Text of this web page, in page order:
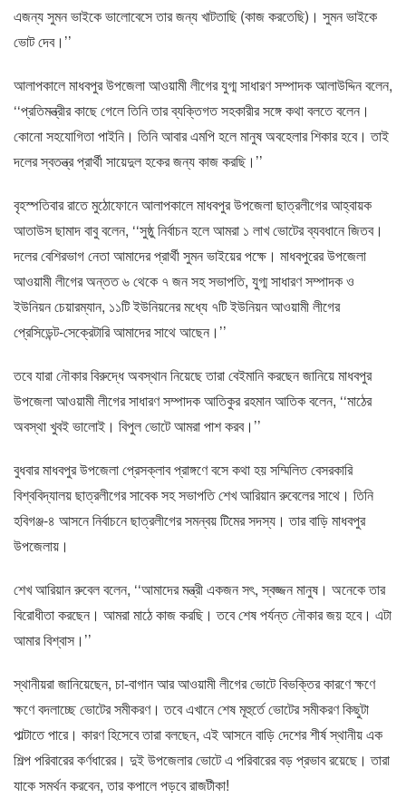
এজন্য সুমন ভাইকে ভালোবেসে তার জন্য খাটতাছি (কাজ করতেছি)। সুমন ভাইকে
ভোট দেব।’’
আলাপকালে মাধবপুর উপজেলা আওয়ামী লীগের যুগ্ম সাধারণ সম্পাদক আলাউদ্দিন বলেন,
‘‘প্রতিমন্ত্রীর কাছে গেলে তিনি তার ব্যক্তিগত সহকারীর সঙ্গে কথা বলতে বলেন।
কোনো সহযোগিতা পাইনি। তিনি আবার এমপি হলে মানুষ অবহেলার শিকার হবে। তাই
দলের স্বতন্ত্র প্রার্থী সায়েদুল হকের জন্য কাজ করছি।’’
বৃহস্পতিবার রাতে মুঠোফোনে আলাপকালে মাধবপুর উপজেলা ছাত্রলীগের আহ্বায়ক
আতাউস ছামাদ বাবু বলেন, ‘‘সুষ্ঠু নির্বাচন হলে আমরা ১ লাখ ভোটের ব্যবধানে জিতব।
দলের বেশিরভাগ নেতা আমাদের প্রার্থী সুমন ভাইয়ের পক্ষে। মাধবপুরের উপজেলা
আওয়ামী লীগের অন্তত ৬ থেকে ৭ জন সহ সভাপতি, যুগ্ম সাধারণ সম্পাদক ও
ইউনিয়ন চেয়ারম্যান, ১১টি ইউনিয়নের মধ্যে ৭টি ইউনিয়ন আওয়ামী লীগের
প্রেসিডেন্ট-সেক্রেটারি আমাদের সাথে আছেন।’’
তবে যারা নৌকার বিরুদ্ধে অবস্থান নিয়েছে তারা বেইমানি করছেন জানিয়ে মাধবপুর
উপজেলা আওয়ামী লীগের সাধারণ সম্পাদক আতিকুর রহমান আতিক বলেন, ‘‘মাঠের
অবস্থা খুবই ভালোই। বিপুল ভোটে আমরা পাশ করব।’’
বুধবার মাধবপুর উপজেলা প্রেসক্লাব প্রাঙ্গণে বসে কথা হয় সম্মিলিত বেসরকারি
বিশ্ববিদ্যালয় ছাত্রলীগের সাবেক সহ সভাপতি শেখ আরিয়ান রুবেলের সাথে। তিনি
হবিগঞ্জ-৪ আসনে নির্বাচনে ছাত্রলীগের সমন্বয় টিমের সদস্য। তার বাড়ি মাধবপুর
উপজেলায়।
শেখ আরিয়ান রুবেল বলেন, ‘‘আমাদের মন্ত্রী একজন সৎ, স্বজ্জন মানুষ। অনেকে তার
বিরোধীতা করছেন। আমরা মাঠে কাজ করছি। তবে শেষ পর্যন্ত নৌকার জয় হবে। এটা
আমার বিশ্বাস।’’
স্থানীয়রা জানিয়েছেন, চা-বাগান আর আওয়ামী লীগের ভোটে বিভক্তির কারণে ক্ষণে
ক্ষণে বদলাচ্ছে ভোটের সমীকরণ। তবে এখানে শেষ মূহুর্তে ভোটের সমীকরণ কিছুটা
পাল্টাতে পারে। কারণ হিসেবে তারা বলছেন, এই আসনে বাড়ি দেশের শীর্ষ স্থানীয় এক
শিল্প পরিবারের কর্ণধারের। দুই উপজেলার ভোটে এ পরিবারের বড় প্রভাব রয়েছে। তারা
যাকে সমর্থন করবেন, তার কপালে পড়বে রাজটীকা!